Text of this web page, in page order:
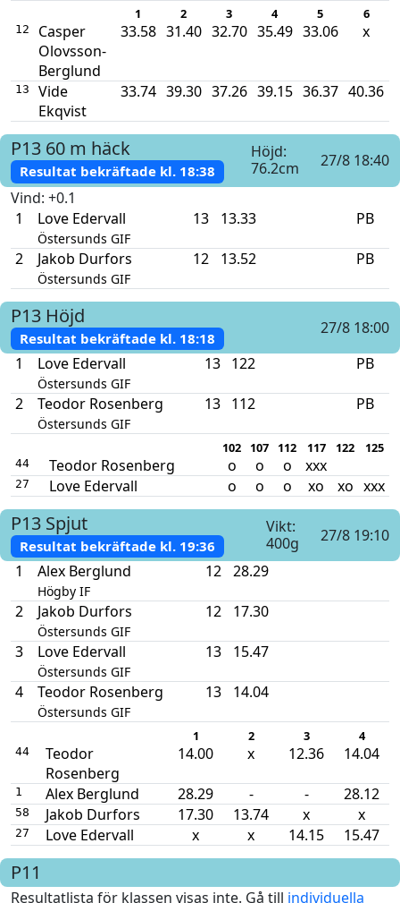
1 2 3 4 5 6
12
Casper
Olovsson-
Berglund
33.58 31.40 32.70 35.49 33.06 x
13
Vide
Ekqvist
33.74 39.30 37.26 39.15 36.37 40.36
P13 60 m häck
Resultat bekräftade kl.18:38
Höjd:
76.2cm
27/8 18:40
Vind: +0.1
1
Love Edervall
Östersunds GIF
13 13.33 PB
2 Jakob Durfors
Östersunds GIF
12 13.52 PB
P13 Höjd
Resultat bekräftade kl.18:18
27/8 18:00
1
Love Edervall
Östersunds GIF
13 122 PB
2 Teodor Rosenberg
Östersunds GIF
13 112 PB
102 107 112 117 122 125
44 Teodor Rosenberg o o o xxx
27 Love Edervall o o o xo xo xxx
P13 Spjut
Resultat bekräftade kl.19:36
Vikt:
400g
27/8 19:10
1
Alex Berglund
Högby IF
12 28.29
2 Jakob Durfors
Östersunds GIF
12 17.30
3 Love Edervall
Östersunds GIF
13 15.47
4 Teodor Rosenberg
Östersunds GIF
13 14.04
1 2 3 4
44
Teodor
Rosenberg
14.00 x 12.36 14.04
1 Alex Berglund 28.29 - - 28.12
58 Jakob Durfors 17.30 13.74 x x
27 Love Edervall x x 14.15 15.47
P11
Resultatlista för klassen visas inte. Gå till individuella